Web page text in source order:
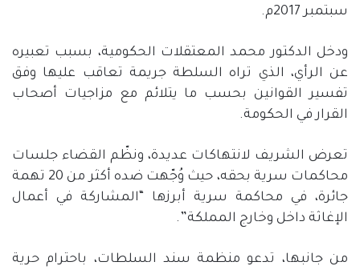
سبتمبر 2017م.
ودخل الدكتور محمد المعتقلات الحكومية، بسبب تعبيره
عن الرأي، الذي تراه السلطة جريمة تعاقب عليها وفق
تفسير القوانين بحسب ما يتلائم مع مزاجيات أصحاب
القرار في الحكومة.
تعرض الشريف لانتهاكات عديدة، ونظّم القضاء جلسات
محاكمات سرية بحقه، حيث وُجّهت ضده أكثر من 20 تهمة
جائرة، في محاكمة سرية أبرزها “المشاركة في أعمال
الإغاثة داخل وخارج المملكة”.
من جانبها، تدعو منظمة سند السلطات، باحترام حرية